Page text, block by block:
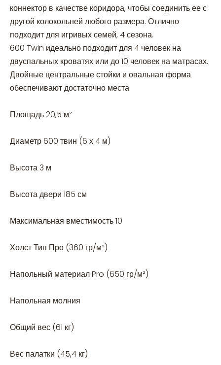
коннектор в качестве коридора, чтобы соединить ее с
другой колокольней любого размера. Отлично
подходит для игривых семей, 4 сезона.
600 Twin идеально подходит для 4 человек на
двуспальных кроватях или до 10 человек на матрасах.
Двойные центральные стойки и овальная форма
обеспечивают достаточно места.
Площадь 20,5 м²
Диаметр 600 твин (6 х 4 м)
Высота 3 м
Высота двери 185 см
Максимальная вместимость 10
Холст Тип Про (360 гр/м²)
Напольный материал Pro (650 гр/м²)
Напольная молния
Общий вес (61 кг)
Вес палатки (45,4 кг)